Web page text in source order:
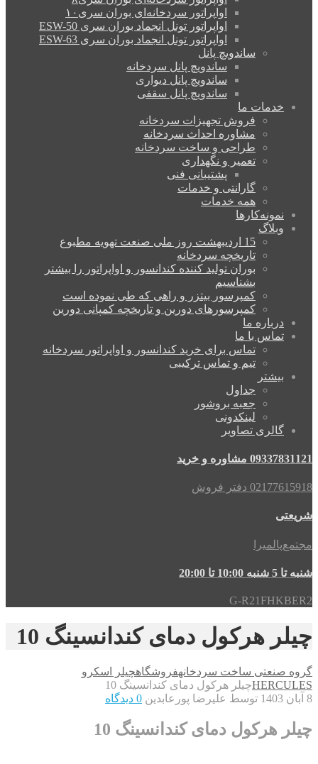
اواپراتور سردخانه‌ای بوران سری۱۰
اواپراتور تونل انجماد بوران سری ESW-50
اواپراتور تونل انجماد بوران سری ESW-63
ساندویچ پانل
ساندویچ پانل سردخانه
ساندویچ پانل دیواری
ساندویچ پانل سقفی
خدمات ما
فروش تجهیزات سردخانه
مشاوره احداث سردخانه
طراحی و ساخت سردخانه
تعمیر و نگهداری
پشتیبانی فنی
گارانتی و خدمات
همه خدمات
نمونه‌کارها
وبلاگ
15 اردیبهشت روز ملی صنعت تهویه مطبوع
تاریخچه سردخانه
بوران تولید کننده کندانسور و اواپراتور را بیشتر
بشناسیم
کمپرسور بیتزر و راهی که طی نموده است
کمپرسورهای دورین و تاریخچه کمپانی دورین
درباره ما
تماس با ما
تماس برای خرید کندانسور و اواپراتور سردخانه
تیم و تماس ترکیبی
بیشتر
جداول
جعبه بروشور
لینکدونی
گالری تصاویر
09337831121 مشاوره و خرید
02177615918 دفتر فروش
شریعتی
مجتمع‌پالمیرا
شنبه تا 5 شنبه 10:00 تا 20:00
G-R21FHKBER2
چیلر هرکول دمای کندانسینگ 10
گروه صنعتی ساخت سردخانهفروشگاهچیلر اسکرو
HERCULESچیلر هرکول دمای کندانسینگ 10
8 آبان 1403
توسط علیرضا پورعابدین 0 دیدگاه
چیلر هرکول دمای کندانسینگ 10